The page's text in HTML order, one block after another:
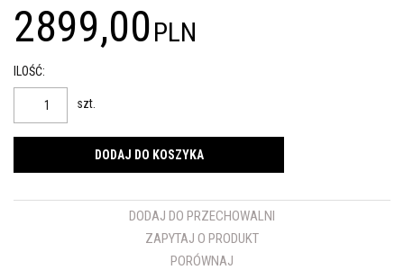
2899,00PLN
ILOŚĆ:
szt.
DODAJ DO KOSZYKA
DODAJ DO PRZECHOWALNI
ZAPYTAJ O PRODUKT
PORÓWNAJ